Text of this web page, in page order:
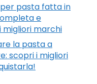
pasta fatta in
e
marchi
la pasta a
scopri i migliori